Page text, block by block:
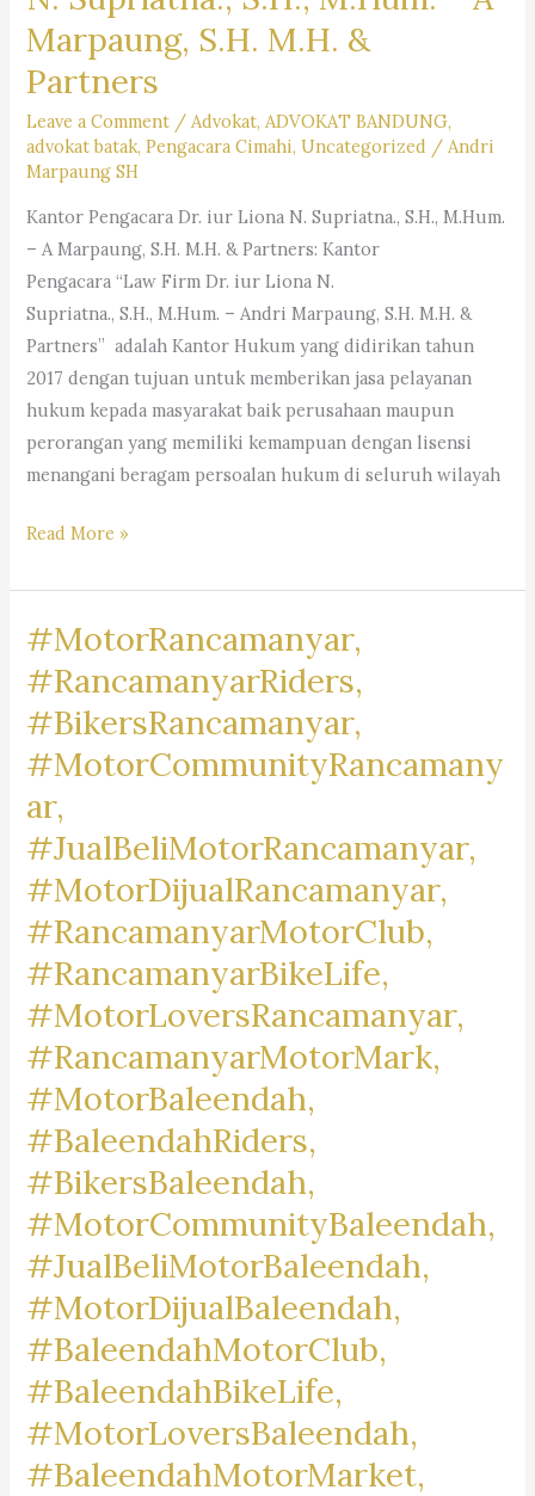
Marpaung, S.H. M.H. &
Partners
Leave a Comment / Advokat, ADVOKAT BANDUNG,
advokat batak,Pengacara Cimahi,Uncategorized / Andri
Marpaung SH
Kantor Pengacara Dr. iur Liona N. Supriatna., S.H., M.Hum.
– A Marpaung, S.H. M.H. & Partners: Kantor
Pengacara “Law Firm Dr. iur Liona N.
Supriatna., S.H., M.Hum. – Andri Marpaung, S.H. M.H. &
Partners” adalah Kantor Hukum yang didirikan tahun
2017 dengan tujuan untuk memberikan jasa pelayanan
hukum kepada masyarakat baik perusahaan maupun
perorangan yang memiliki kemampuan dengan lisensi
menangani beragam persoalan hukum di seluruh wilayah
Kantor
Dr.
iur
N.
Supriatna., S.H., M.Hum.
–
Marpaung,
S.H.
M.H.
&
Read More »
#MotorRancamanyar,
#RancamanyarRiders,
#BikersRancamanyar,
#MotorCommunityRancamany
ar,
#JualBeliMotorRancamanyar,
#MotorDijualRancamanyar,
#RancamanyarMotorClub,
#RancamanyarBikeLife,
#MotorLoversRancamanyar,
#RancamanyarMotorMark,
#MotorBaleendah,
#BaleendahRiders,
#BikersBaleendah,
#MotorCommunityBaleendah,
#JualBeliMotorBaleendah,
#MotorDijualBaleendah,
#BaleendahMotorClub,
#BaleendahBikeLife,
#MotorLoversBaleendah,
#BaleendahMotorMarket,